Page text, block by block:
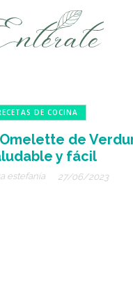
DE COCINA
de
y fácil
estefanía 27/06/2023